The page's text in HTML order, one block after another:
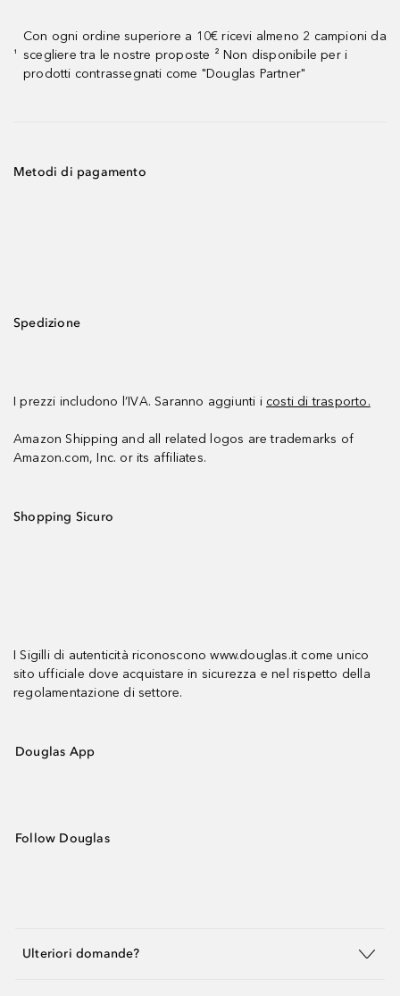
¹
Con ogni ordine superiore a 10€ ricevi almeno 2 campioni da
scegliere tra le nostre proposte ² Non disponibile per i
prodotti contrassegnati come "Douglas Partner"
Metodi di pagamento
Spedizione
I prezzi includono l’IVA. Saranno aggiunti i costi di trasporto.
Amazon Shipping and all related logos are trademarks of
Amazon.com, Inc. or its affiliates.
Shopping Sicuro
I Sigilli di autenticità riconoscono www.douglas.it come unico
sito ufficiale dove acquistare in sicurezza e nel rispetto della
regolamentazione di settore.
Douglas App
Follow Douglas
Ulteriori domande?